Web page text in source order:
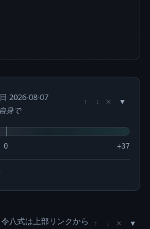
2026-08-07
身で
↑ ↓ ×
0 +37
八式は上部リンクから ↑ ↓ ×